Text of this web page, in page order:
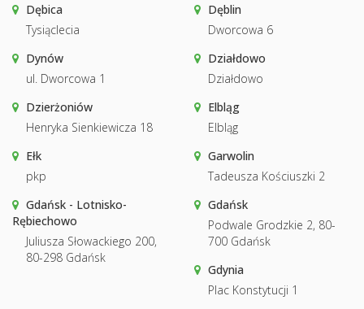
Dębica
Tysiąclecia
Dęblin
Dworcowa 6
Dynów
ul. Dworcowa 1
Działdowo
Działdowo
Dzierżoniów
Henryka Sienkiewicza 18
Elbląg
Elbląg
Ełk
pkp
Garwolin
Tadeusza Kościuszki 2
Gdańsk - Lotnisko-
Rębiechowo
Juliusza Słowackiego 200,
80-298 Gdańsk
Gdańsk
Podwale Grodzkie 2, 80-
700 Gdańsk
Gdynia
Plac Konstytucji 1